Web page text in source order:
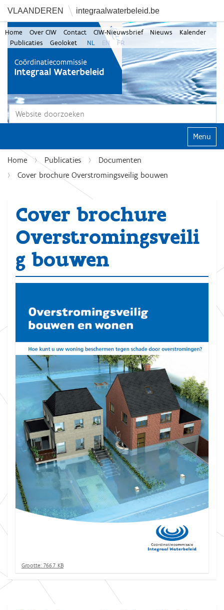
VLAANDEREN integraalwaterbeleid.be
Zoek
Home Over CIW Contact CIW-Nieuwsbrief Nieuws
Kalender
Publicaties
Geoloket NL EN FR
Klap
Home Publicaties
Documenten
Cover brochure Overstromingsveilig bouwen
Cover brochure
Overstromingsveili
g bouwen
K
l
Grootte: 766.7 KB